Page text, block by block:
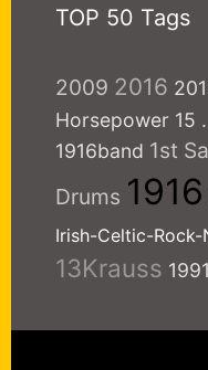
TOP 50 Tags
2009 2016
Horsepower 15
1916band 1st
Drums 1916
Irish-Celtic-Rock-
13Krauss